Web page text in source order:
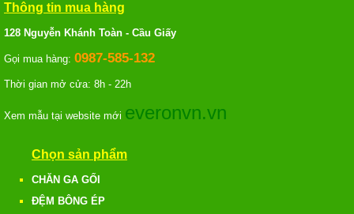
Thông tin mua hàng
128 Nguyễn Khánh Toàn - Cầu Giấy
Gọi mua hàng: 0987-585-132
Thời gian mở cửa: 8h - 22h
Xem mẫu tại website mới everonvn.vn
Chọn sản phẩm
CHĂN GA GỐI
ĐỆM BÔNG ÉP